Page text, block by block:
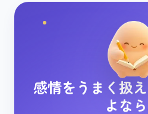
感情をうまく扱
よなら